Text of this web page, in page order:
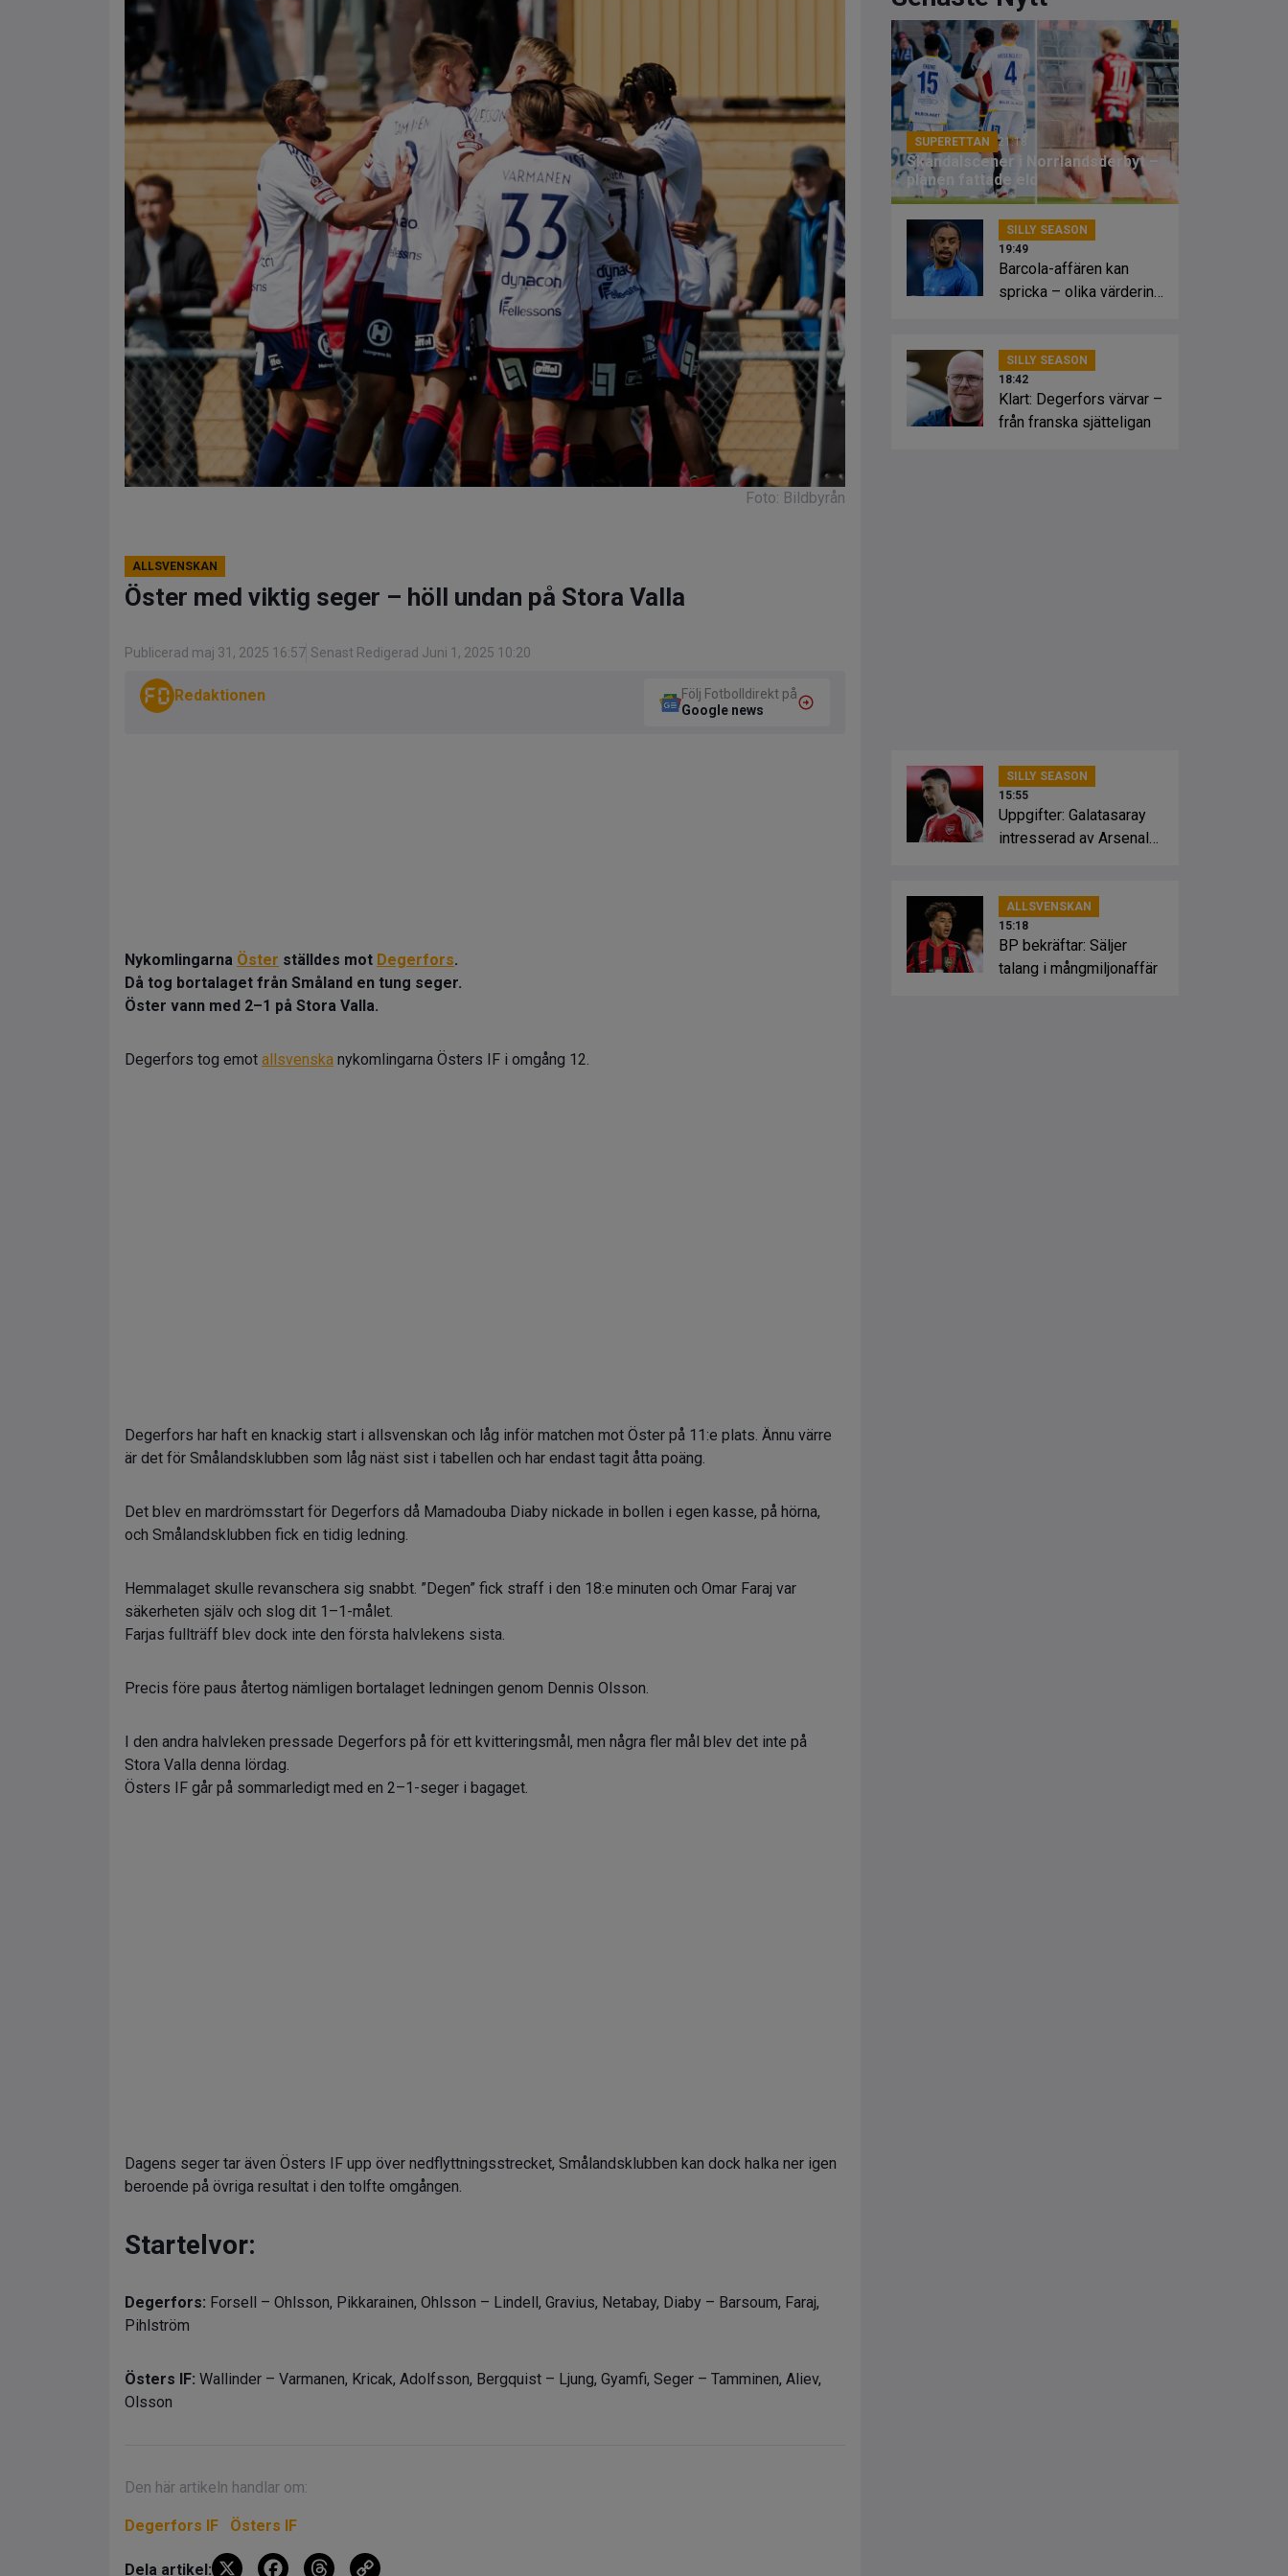
Foto: Bildbyrån
ALLSVENSKAN
Öster med viktig seger – höll undan på Stora Valla
Publicerad maj 31, 2025 16:57 Senast Redigerad Juni 1, 2025 10:20
Redaktionen
Följ Fotbolldirekt på
Google news
Nykomlingarna Öster ställdes mot Degerfors.
Då tog bortalaget från Småland en tung seger.
Öster vann med 2–1 på Stora Valla.
Degerfors tog emot allsvenska nykomlingarna Östers IF i omgång 12.
Degerfors har haft en knackig start i allsvenskan och låg inför matchen mot Öster på 11:e plats. Ännu värre
är det för Smålandsklubben som låg näst sist i tabellen och har endast tagit åtta poäng.
Det blev en mardrömsstart för Degerfors då Mamadouba Diaby nickade in bollen i egen kasse, på hörna,
och Smålandsklubben fick en tidig ledning.
Hemmalaget skulle revanschera sig snabbt. ”Degen” fick straff i den 18:e minuten och Omar Faraj var
säkerheten själv och slog dit 1–1-målet.
Farjas fullträff blev dock inte den första halvlekens sista.
Precis före paus återtog nämligen bortalaget ledningen genom Dennis Olsson.
I den andra halvleken pressade Degerfors på för ett kvitteringsmål, men några fler mål blev det inte på
Stora Valla denna lördag.
Östers IF går på sommarledigt med en 2–1-seger i bagaget.
Dagens seger tar även Östers IF upp över nedflyttningsstrecket, Smålandsklubben kan dock halka ner igen
beroende på övriga resultat i den tolfte omgången.
Startelvor:
Degerfors: Forsell – Ohlsson, Pikkarainen, Ohlsson – Lindell, Gravius, Netabay, Diaby – Barsoum, Faraj,
Pihlström
Östers IF: Wallinder – Varmanen, Kricak, Adolfsson, Bergquist – Ljung, Gyamfi, Seger – Tamminen, Aliev,
Olsson
Den här artikeln handlar om:
Degerfors IF Östers IF
Dela artikel: X
F
T
SUPERETTAN 21:18
Skandalscener i Norrlandsderbyt –
planen fattade eld
SILLY SEASON
19:49
Barcola-affären kan
spricka – olika värdering
SILLY SEASON
18:42
Klart: Degerfors värvar –
från franska sjätteligan
SILLY SEASON
15:55
Uppgifter: Galatasaray
intresserad av Arsenal-
ALLSVENSKAN
15:18
BP bekräftar: Säljer
talang i mångmiljonaffär